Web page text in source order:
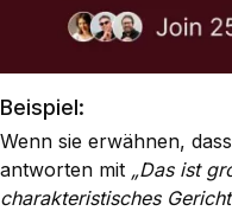
Beispiel:
Wenn sie erwähnen,
antworten mit „Das ist
charakteristisches